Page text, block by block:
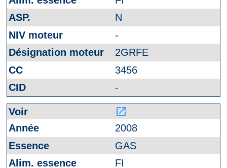
N
-
2GRFE
3456
-
launch
2008
GAS
FI